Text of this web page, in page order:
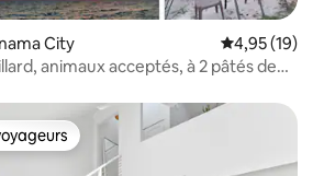
City Évaluation
4,95 (19)
animaux acceptés, à 2 pâtés de
les plus appréciés